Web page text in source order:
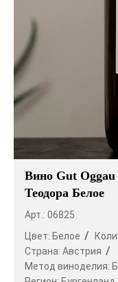
Вино Gut Oggau
Теодора Белое
Арт.: 06825
Цвет: Белое
Страна: Австрия
Метод виноделия: